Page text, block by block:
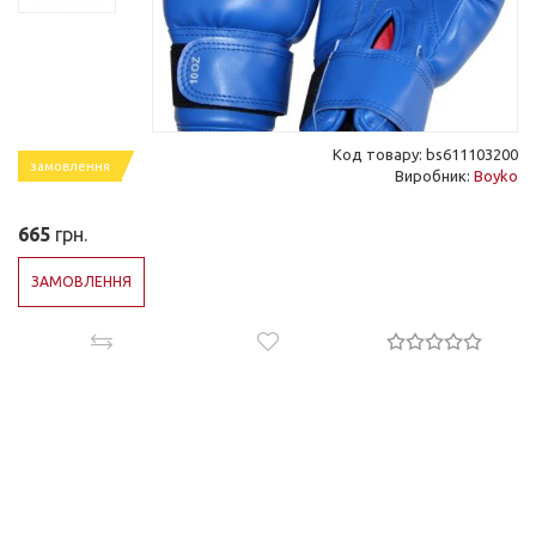
замовлення
Код товару: bs611103200
Виробник: Boyko
665 грн.
ЗАМОВЛЕННЯ